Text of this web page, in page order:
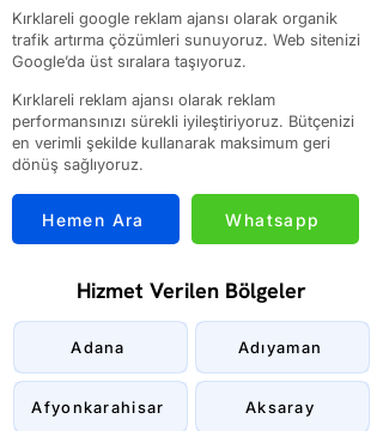
Kırklareli google reklam ajansı olarak organik
trafik artırma çözümleri sunuyoruz. Web sitenizi
Google’da üst sıralara taşıyoruz.
Kırklareli reklam ajansı olarak reklam
performansınızı sürekli iyileştiriyoruz. Bütçenizi
en verimli şekilde kullanarak maksimum geri
dönüş sağlıyoruz.
Hemen Ara Whatsapp
Hizmet Verilen Bölgeler
Adana
Afyonkarahisar
Adıyaman
Aksaray